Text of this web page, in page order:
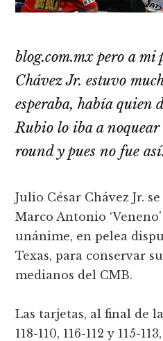
blog.com.mx pero a mi
Chávez Jr. estuvo
esperaba, había quien
Rubio lo iba a noquear
round y pues no fue así.
Julio César Chávez Jr.
Marco Antonio
unánime, en pelea
Texas, para conservar
medianos del CMB.
Las tarjetas, al final de
118-110, 116-112 y 115-